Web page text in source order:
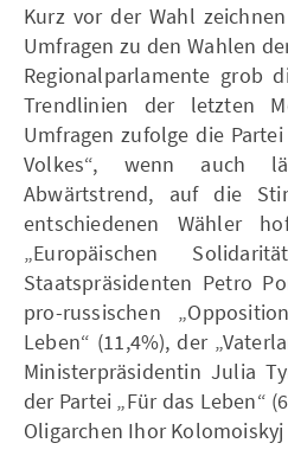
Kurz vor der Wahl
Umfragen zu den Wahlen
Regionalparlamente grob
Trendlinien der letzten
Umfragen zufolge die
Volkes“, wenn auch
Abwärtstrend, auf die
entschiedenen Wähler
„Europäischen
Staatspräsidenten Petro
pro-russischen
Leben“ (11,4%), der
Ministerpräsidentin Julia
der Partei „Für das Leben“
Oligarchen Ihor